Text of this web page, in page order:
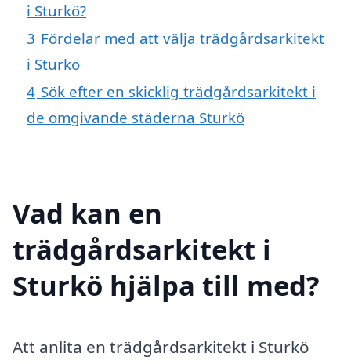
i Sturkö?
3 Fördelar med att välja trädgårdsarkitekt
i Sturkö
4 Sök efter en skicklig trädgårdsarkitekt i
de omgivande städerna Sturkö
Vad kan en
trädgårdsarkitekt i
Sturkö hjälpa till med?
Att anlita en trädgårdsarkitekt i Sturkö